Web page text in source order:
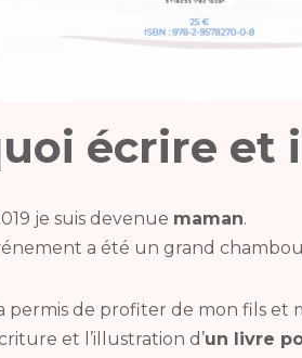
écrire et
je suis devenue maman.
a été un grand
permis de profiter de mon fils et
et l’illustration d’un livre